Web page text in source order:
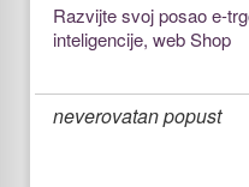
Razvijte svoj posao e-
inteligencije, web Shop
neverovatan popust